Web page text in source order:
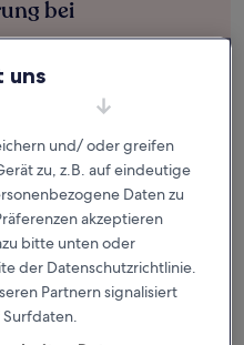
bei
jede
für Mitglieder
diese Daten
uns
und/ oder greifen
zu, z.B. auf eindeutige
Daten zu
akzeptieren
bitte unten oder
der Datenschutzrichtlinie.
Partnern signalisiert
Surfdaten.